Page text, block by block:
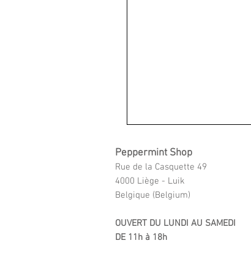
Peppermint Shop
Rue de la Casquette 49
4000 Liège - Luik
Belgique (Belgium)
OUVERT DU LUNDI AU SAMEDI
DE 11h à 18h